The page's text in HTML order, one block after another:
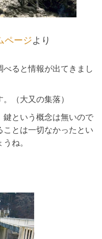
ページより
ると情報が出てきまし
（大又の集落）
という概念は無いので
とは一切なかったとい
ね。